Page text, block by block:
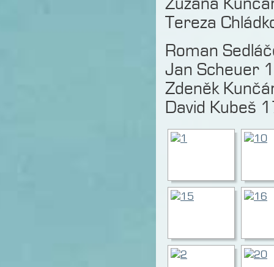
Tereza
Roman
Jan Scheuer
Zdeněk
David Kubeš